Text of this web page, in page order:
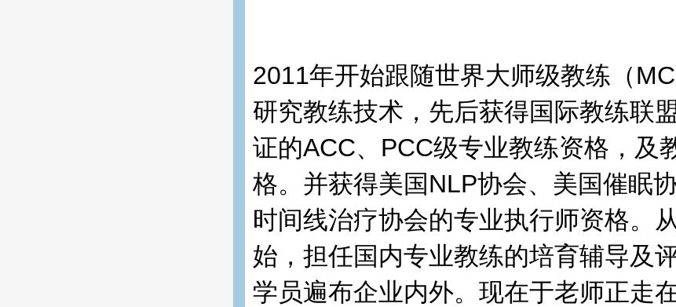
2011年开始跟随世界大师级教练（
研究教练技术，先后获得国际教练联
证的ACC、PCC级专业教练资格，及
格。并获得美国NLP协会、美国催眠
时间线治疗协会的专业执行师资格。
始，担任国内专业教练的培育辅导及
学员遍布企业内外。现在于老师正走